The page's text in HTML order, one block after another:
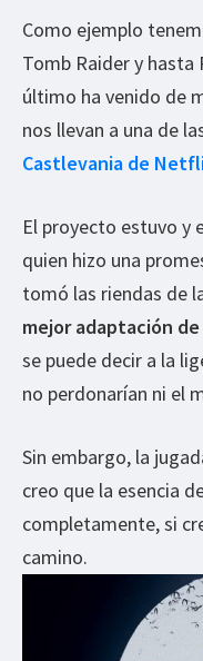
Como ejemplo
Tomb Raider y hasta
último ha venido de
nos llevan a una de
Castlevania de
El proyecto estuvo y
quien hizo una
tomó las riendas de
mejor adaptación
se puede decir a la
no perdonarían ni el
Sin embargo, la
creo que la esencia
completamente, si
camino.